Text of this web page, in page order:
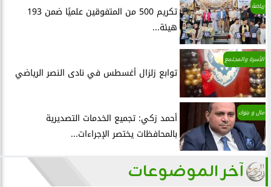
رياضة
تكريم 500 من المتفوقين علميًا ضمن 193
هيئة...
الأسرة والمجتمع
توابع زلزال أغسطس في نادى النصر الرياضي
مال و بنوك
أحمد زكي: تجميع الخدمات التصديرية
بالمحافظات يختصر الإجراءات...
آخر الموضوعات